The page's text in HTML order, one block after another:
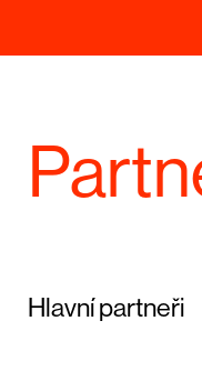
Hlavní partneři